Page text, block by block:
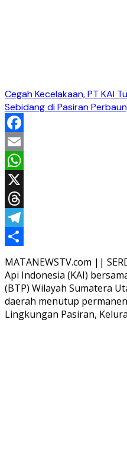
Cegah Kecelakaan, PT KAI
Sebidang di Pasiran
Facebook
Email
WhatsApp
X
Threads
Telegram
Share
MATANEWSTV.com ||
Api Indonesia (KAI)
(BTP) Wilayah Sumatera
daerah menutup
Lingkungan Pasiran,